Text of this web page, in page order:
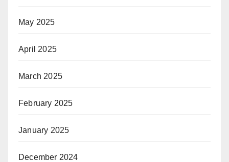
May 2025
April 2025
March 2025
February 2025
January 2025
December 2024